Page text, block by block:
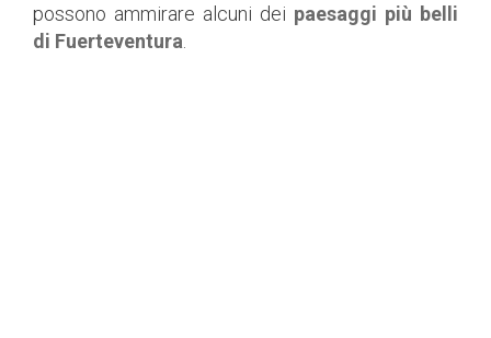
possono ammirare alcuni dei paesaggi più belli
di Fuerteventura